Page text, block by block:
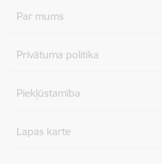
Par mums
Privātuma politika
Piekļūstamība
Lapas karte